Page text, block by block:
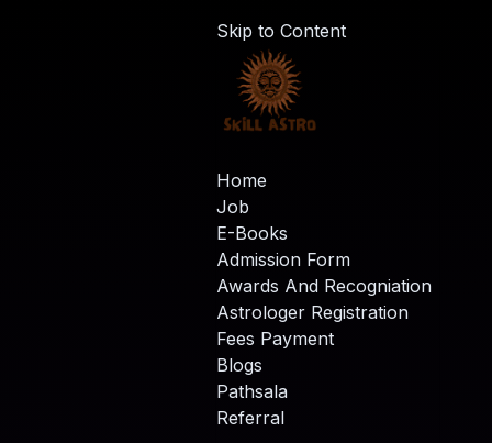
Skip to Content
Home
Job
E-Books
Admission Form
Awards And Recogniation
Astrologer Registration
Fees Payment
Blogs
Pathsala
Referral